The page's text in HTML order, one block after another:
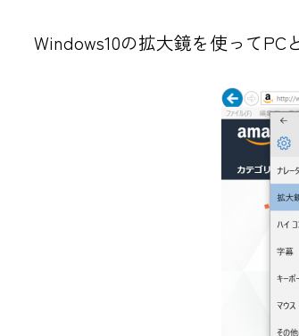
Windows10の拡大鏡を使ってPC